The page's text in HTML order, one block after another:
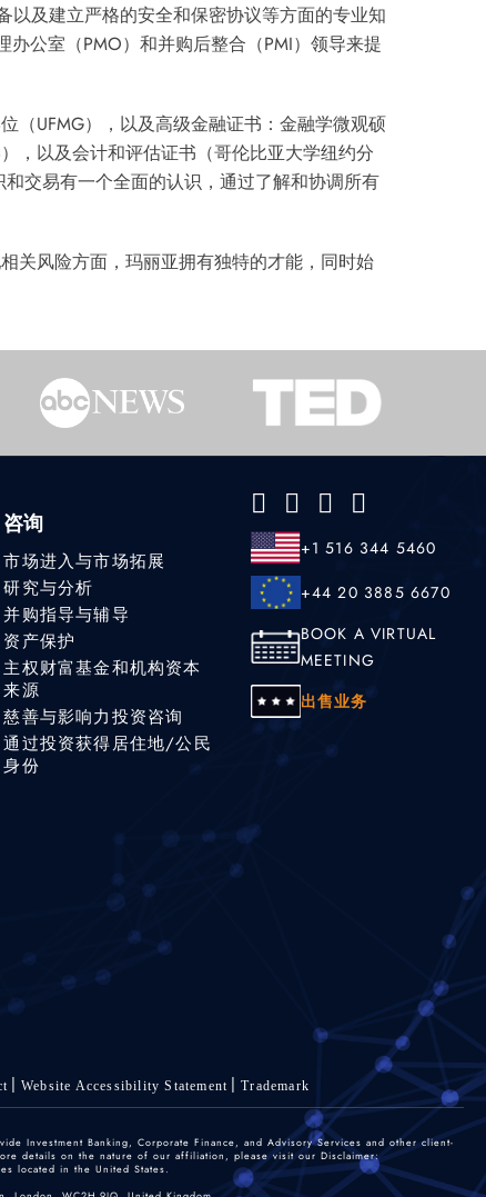
以及建立严格的安全和保密协议等方面的专业知
公室（PMO）和并购后整合（PMI）领导来提
（UFMG），以及高级金融证书：金融学微观硕
，以及会计和评估证书（哥伦比亚大学纽约分
交易有一个全面的认识，通过了解和协调所有
关风险方面，玛丽亚拥有独特的才能，同时始
咨询
市场进入与市场拓展
研究与分析
并购指导与辅导
资产保护
主权财富基金和机构资本
来源
慈善与影响力投资咨询
通过投资获得居住地/公民
身份
+1 516 344 5460
+44 20 3885 6670
BOOK A VIRTUAL
MEETING
出售业务
Website Accessibility Statement Trademark
Investment Banking, Corporate Finance, and Advisory Services and other client-
details on the nature of our affiliation, please visit our Disclaimer:
located in the United States.